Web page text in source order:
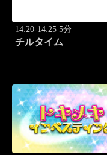
14:20-14:25 5分
チルタイム